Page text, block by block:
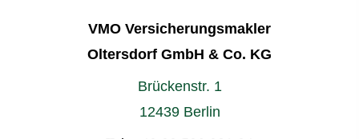
VMO Ver­sicherungs­makler
Oltersdorf GmbH & Co. KG
Brückenstr. 1
12439 Berlin